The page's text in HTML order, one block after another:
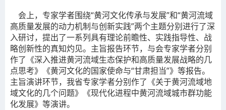
会上，专家学者围绕“黄河文化传承与发展”和“黄河流域
高质量发展的动力机制与创新实践”两个主题分别进行了深
入研讨，提出了一系列具有理论前瞻性、实践指导性、战
略创新性的真知灼见。主旨报告环节，与会专家学者分别
作了《深入推进黄河流域生态保护和高质量发展战略的几
点思考》《黄河文化的国家使命与“甘肃担当”》等报告。
主旨演讲环节，我省专家学者分别作了《关于黄河流域地
域文化的几个问题》《现代化进程中黄河流域城市群功能
化发展》等演讲。